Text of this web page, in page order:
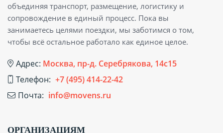
объединяя транспорт, размещение, логистику и
сопровождение в единый процесс. Пока вы
занимаетесь целями поездки, мы заботимся о том,
чтобы всё остальное работало как единое целое.
Адрес: Москва, пр-д. Серебрякова, 14с15
Телефон: +7 (495) 414-22-42
Почта: info@movens.ru
ОРГАНИЗАЦИЯМ